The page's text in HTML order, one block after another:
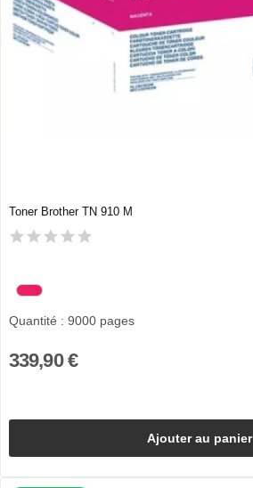
Toner Brother TN 910 M
Quantité : 9000 pages
339,90 €
Ajouter au panier